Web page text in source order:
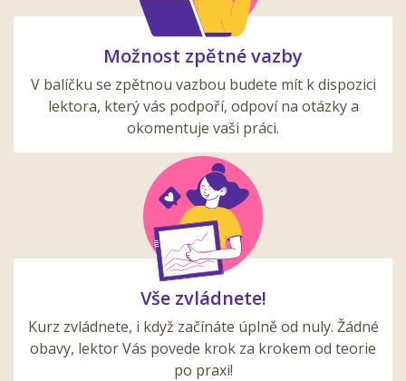
Možnost zpětné vazby
V balíčku se zpětnou vazbou budete mít k dispozici
lektora, který vás podpoří, odpoví na otázky a
okomentuje vaši práci.
Vše zvládnete!
Kurz zvládnete, i když začínáte úplně od nuly. Žádné
obavy, lektor Vás povede krok za krokem od teorie
po praxi!